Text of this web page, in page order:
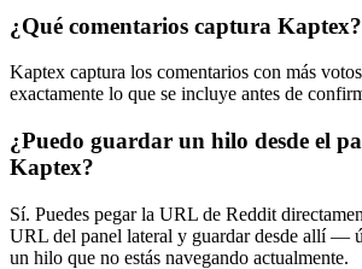
¿Qué comentarios captura Kaptex?
Kaptex captura los comentarios con más
exactamente lo que se incluye antes de
¿Puedo guardar un hilo desde el
Kaptex?
Sí. Puedes pegar la URL de Reddit
URL del panel lateral y guardar desde allí —
un hilo que no estás navegando actualmente.